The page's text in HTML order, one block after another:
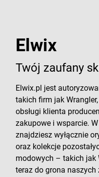
Elwix
Twój zaufany
Elwix.pl jest
takich firm jak
obsługi klienta
zakupowe i wsparcie.
znajdziesz wyłącznie
oraz kolekcje
modowych – takich jak
teraz do grona